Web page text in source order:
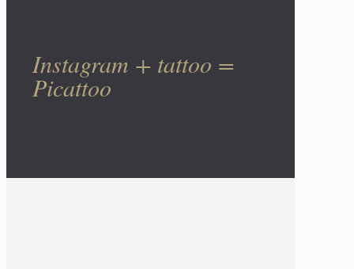
Instagram + tattoo =
Picattoo